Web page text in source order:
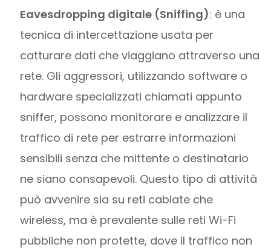
Eavesdropping digitale (Sniffing): è una
tecnica di intercettazione usata per
catturare dati che viaggiano attraverso una
rete. Gli aggressori, utilizzando software o
hardware specializzati chiamati appunto
sniffer, possono monitorare e analizzare il
traffico di rete per estrarre informazioni
sensibili senza che mittente o destinatario
ne siano consapevoli. Questo tipo di attività
può avvenire sia su reti cablate che
wireless, ma è prevalente sulle reti Wi-Fi
pubbliche non protette, dove il traffico non